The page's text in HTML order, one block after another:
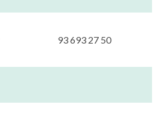
93 693 27 50